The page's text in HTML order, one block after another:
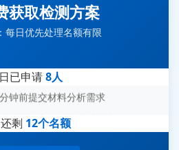
获取检测方案
每日优先处理名额有限
已申请8人
前提交并网/涉网试验需求
提交芯片失效分析需求
前提交材料分析需求
前提交无人机测试需求
前提交机器人测试需求
剩 12个名额